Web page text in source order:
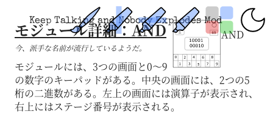
Keep Talking and Nobody Explodes Mod
AND
モジュール詳細：AND
今、派手な名前が流行しているようだ。
モジュールには、3つの画面と0～9
の数字のキーパッドがある。中央の画面には、2つの5
桁の二進数がある。左上の画面には演算子が表示され、
右上にはステージ番号が表示される。